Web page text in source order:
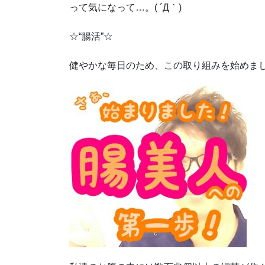
って気になって…。( ´Д｀)
☆“腸活”☆
健やかな毎日のため、この取り組みを始めま